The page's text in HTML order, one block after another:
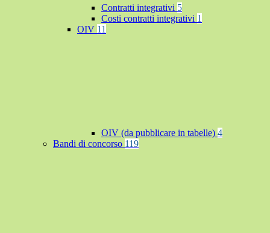
Contratti integrativi 5
Costi contratti integrativi 1
OIV 11
OIV (da pubblicare in tabelle) 4
Bandi di concorso 119